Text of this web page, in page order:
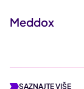
Meddox
SAZNAJTE VIŠE